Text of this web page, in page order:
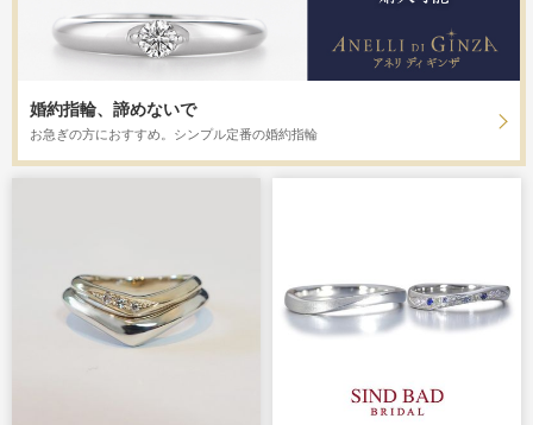
婚約指輪、諦めないで
お急ぎの方におすすめ。シンプル定番の婚約指輪